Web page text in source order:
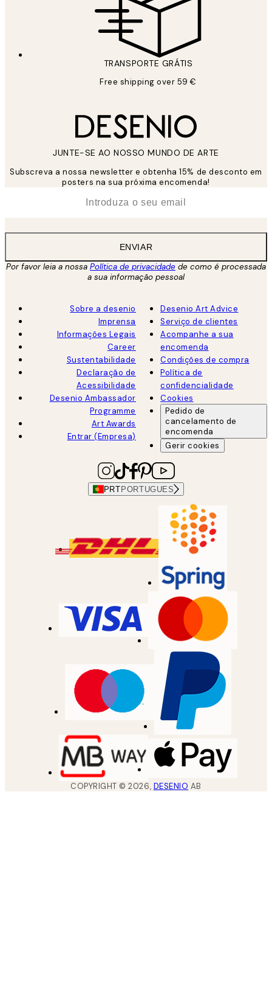
TRANSPORTE GRÁTIS
Free shipping over 59 €
JUNTE-SE AO NOSSO MUNDO DE ARTE
Subscreva a nossa newsletter e obtenha 15% de desconto em
posters na sua próxima encomenda!
ENVIAR
Por favor leia a nossa Política de privacidade de como é processada
a sua informação pessoal
Sobre a desenio
Imprensa
Informações Legais
Career
Sustentabilidade
Declaração de
Acessibilidade
Desenio Ambassador
Programme
Art Awards
Entrar (Empresa)
Desenio Art Advice
Serviço de clientes
Acompanhe a sua
encomenda
Condições de compra
Política de
confidencialidade
Cookies
Pedido de
cancelamento de
encomenda
Gerir cookies
PRT PORTUGUES
COPYRIGHT ©2026, DESENIO AB